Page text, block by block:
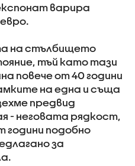
варира
на стълбището
тъй като тази
повече от 40 години
на една и съща
предвид
- неговата рядкост,
подобно
за